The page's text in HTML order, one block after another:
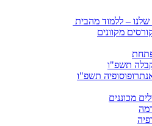
שלנו – ללמוד מהבית
מקוונים
תשפ"ו
תשפ"ו
מכוננים